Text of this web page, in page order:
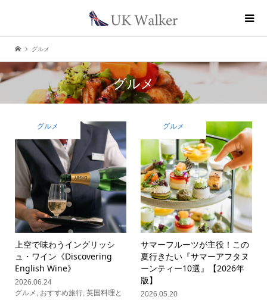
グルメ
グルメ
グルメ
上空で味わうイングリッシ
ュ・ワイン《Discovering
English Wine》
2026.06.24
グルメ
おすすめ旅行, 英国料理と
グルメ
サマーフルーツが主役！この
夏行きたい『サマーアフタヌ
ーンティー10選』【2026年
版】
2026.05.20